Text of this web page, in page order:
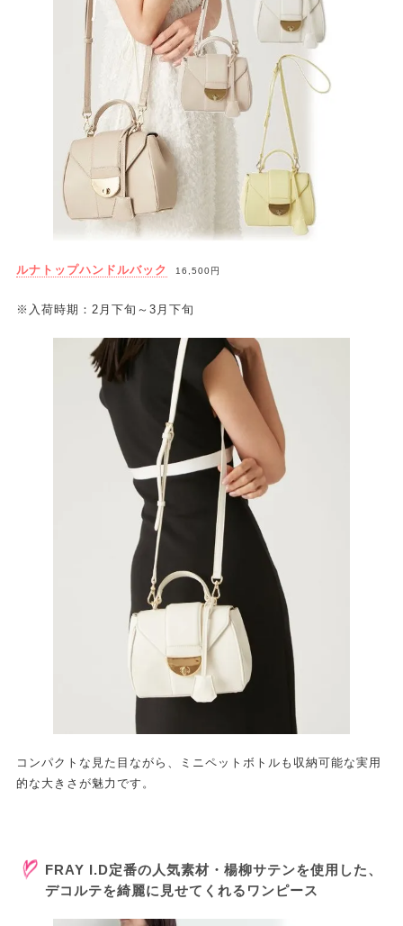
ルナトップハンドルバック 16,500円
※入荷時期：2月下旬～3月下旬
コンパクトな見た目ながら、ミニペットボトルも収納可能な実用
的な大きさが魅力です。
FRAY I.D定番の人気素材・楊柳サテンを使用した、
デコルテを綺麗に見せてくれるワンピース